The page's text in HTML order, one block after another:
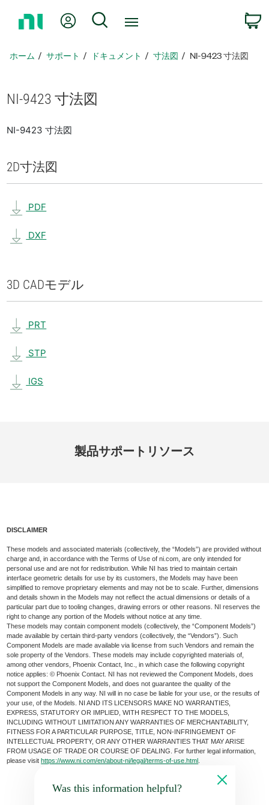
ペ
に
戻
Myアカウント
検索
ホーム サポート ドキュメント 寸法図 NI-9423 寸法図
NI-9423 寸法図
NI-9423 寸法図
2D寸法図
PDF
DXF
3D CADモデル
PRT
STP
IGS
製品サポート リソース
DISCLAIMER
These models and associated materials (collectively, the “Models”) are provided without
charge and, in accordance with the Terms of Use of ni.com, are only intended for
personal use and are not for redistribution. While NI has tried to maintain certain
interface geometric details for use by its customers, the Models may have been
simplified to remove proprietary elements and may not be to scale. Further, dimensions
and details shown in the Models may not reflect the actual dimensions or details of a
particular part due to tooling changes, drawing errors or other reasons. NI reserves the
right to change any portion of the Models without notice at any time.
These models may contain component models (collectively, the “Component Models”)
made available by certain third-party vendors (collectively, the “Vendors”). Such
Component Models are made available via license from such Vendors and remain the
sole property of the Vendors. These models may include copyrighted materials of,
among other vendors, Phoenix Contact, Inc., in which case the following copyright
notice applies: © Phoenix Contact. NI has not reviewed the Component Models, does
not support the Component Models, and does not guarantee the quality of the
Component Models in any way. NI will in no case be liable for your use, or the results of
your use, of the Models. NI AND ITS LICENSORS MAKE NO WARRANTIES,
EXPRESS, STATUTORY OR IMPLIED, WITH RESPECT TO THE MODELS,
INCLUDING WITHOUT LIMITATION ANY WARRANTIES OF MERCHANTABILITY,
FITNESS FOR A PARTICULAR PURPOSE, TITLE, NON-INFRINGEMENT OF
INTELLECTUAL PROPERTY, OR ANY OTHER WARRANTIES THAT MAY ARISE
FROM USAGE OF TRADE OR COURSE OF DEALING. For further legal information,
please visithttps://www.ni.com/en/about-ni/legal/terms-of-use.html
Was this information helpful?